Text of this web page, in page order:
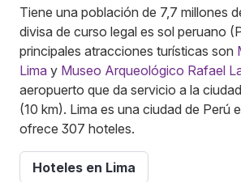
Tiene una población de 7,7 millones
divisa de curso legal es sol peruano
principales atracciones turísticas son
Lima y Museo Arqueológico Rafael
aeropuerto que da servicio a la
(10 km). Lima es una ciudad de Perú
ofrece 307 hoteles.
Hoteles en Lima